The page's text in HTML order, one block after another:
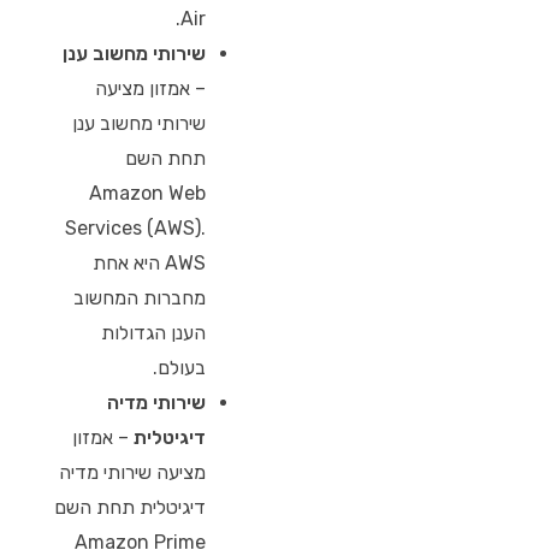
Air.
שירותי מחשוב ענן
– אמזון מציעה
שירותי מחשוב ענן
תחת השם
Amazon Web
Services (AWS).
AWS היא אחת
מחברות המחשוב
הענן הגדולות
בעולם.
שירותי מדיה
דיגיטלית – אמזון
מציעה שירותי מדיה
דיגיטלית תחת השם
Amazon Prime